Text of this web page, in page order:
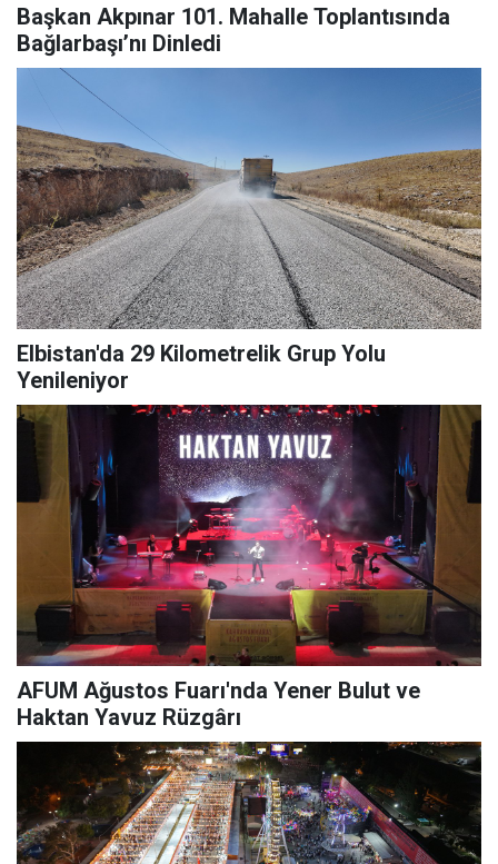
Başkan Akpınar 101. Mahalle Toplantısında
Bağlarbaşı’nı Dinledi
Elbistan'da 29 Kilometrelik Grup Yolu
Yenileniyor
AFUM Ağustos Fuarı'nda Yener Bulut ve
Haktan Yavuz Rüzgârı